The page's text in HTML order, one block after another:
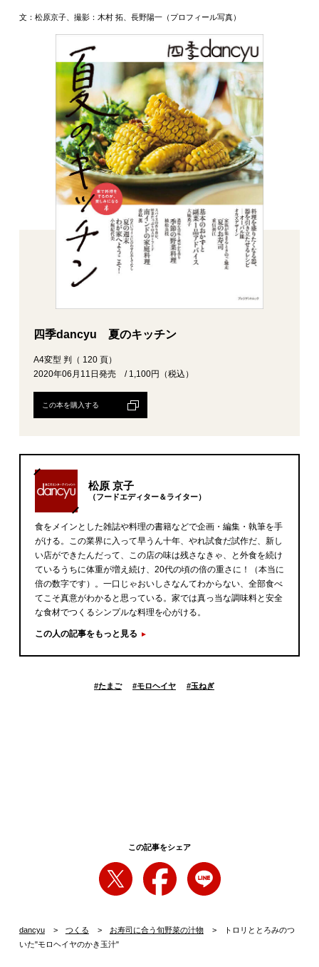
文：松原京子、撮影：木村 拓、長野陽一（プロフィール写真）
四季dancyu 夏のキッチン
A4変型 判（ 120 頁）
2020年06月11日発売 / 1,100円（税込）
この本を購入する
松原 京子
（フードエディター＆ライター）
食をメインとした雑誌や料理の書籍などで企画・編集・執筆を手
がける。この業界に入って早うん十年、やれ試食だ試作だ、新し
い店ができたんだって、この店の味は残さなきゃ、と外食を続け
ているうちに体重が増え続け、20代の頃の倍の重さに！（本当に
倍の数字です）。一口じゃおいしさなんてわからない、全部食べ
てこそ真意がわかると思っている。家では真っ当な調味料と安全
な食材でつくるシンプルな料理を心がける。
この人の記事をもっと見る
#たまご #モロヘイヤ #玉ねぎ
この記事をシェア
dancyu つくる お寿司に合う旬野菜の汁物
トロリととろみのつ
いた"モロヘイヤのかき玉汁"